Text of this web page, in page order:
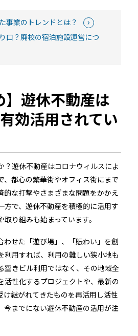
事業のトレンドとは？
口？廃校の宿泊施設運営につ
】遊休不動産は
効活用されてい
？遊休不動産はコロナウィルスによ
、都心の繁華街やオフィス街にまで
的な打撃やさまざまな問題をかかえ
方で、遊休不動産を積極的に活用す
り組みも始まっています。
わせた「遊び場」、「賑わい」を創
利用すれば、利用の難しい狭小地も
空きビル利用ではなく、その地域全
活性化するプロジェクトや、最新の
け継がれてきたものを再活用し活性
今までにない遊休不動産の活用が注